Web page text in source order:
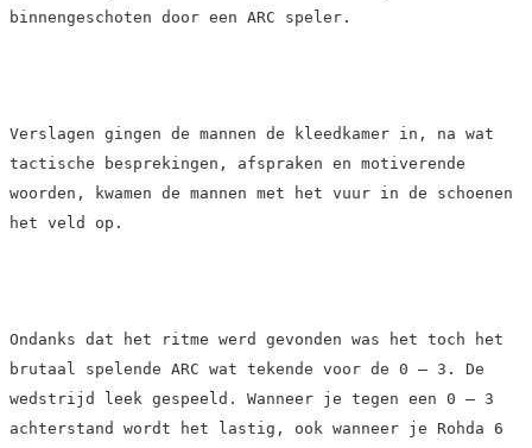
binnengeschoten door een ARC speler.
Verslagen gingen de mannen de kleedkamer in, na wat
tactische besprekingen, afspraken en motiverende
woorden, kwamen de mannen met het vuur in de schoenen
het veld op.
Ondanks dat het ritme werd gevonden was het toch het
brutaal spelende ARC wat tekende voor de 0 – 3. De
wedstrijd leek gespeeld. Wanneer je tegen een 0 – 3
achterstand wordt het lastig, ook wanneer je Rohda 6